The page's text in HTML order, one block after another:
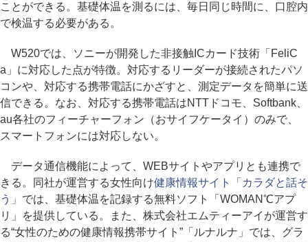
ことができる。基礎体温を測るには、毎日同じ時間に、口腔内
で検温する必要がある。
W520では、ソニーが開発した非接触ICカード技術「FeliC
a」に対応した点が特徴。対応するリーダーが接続されたパソ
コンや、対応する携帯電話にかざすと、測定データを簡単に送
信できる。なお、対応する携帯電話はNTTドコモ、Softbank、
au各社のフィーチャーフォン（おサイフケータイ）のみで、
スマートフォンには対応しない。
データ通信機能によって、WEBサイトやアプリとも連携で
きる。同社が運営する女性向け健康情報サイト「カラダと話そ
う」 では、基礎体温を記録する無料ソフト「WOMAN℃アプ
リ」を提供している。また、株式会社エムティーアイが運営す
る“女性のための健康情報携帯サイト”「ルナルナ」では、グラ